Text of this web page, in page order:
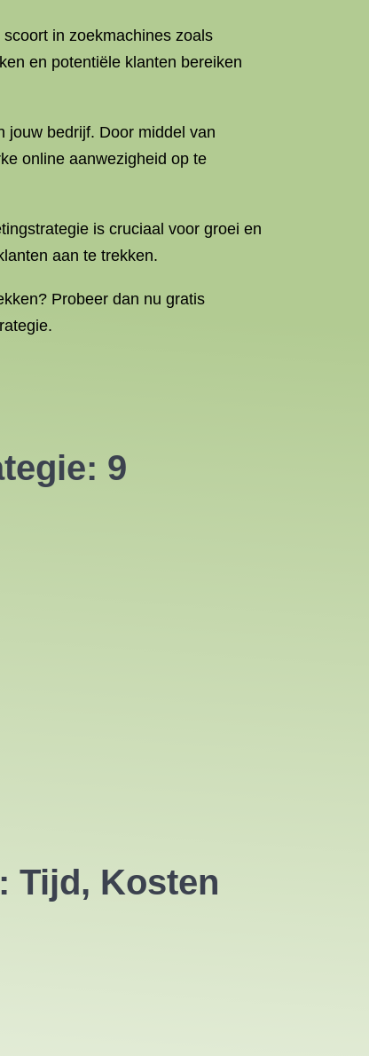
in zoekmachines zoals
en potentiële klanten bereiken
jouw bedrijf. Door middel van
online aanwezigheid op te
is cruciaal voor groei en
aan te trekken.
Probeer dan nu gratis
9
Tijd, Kosten